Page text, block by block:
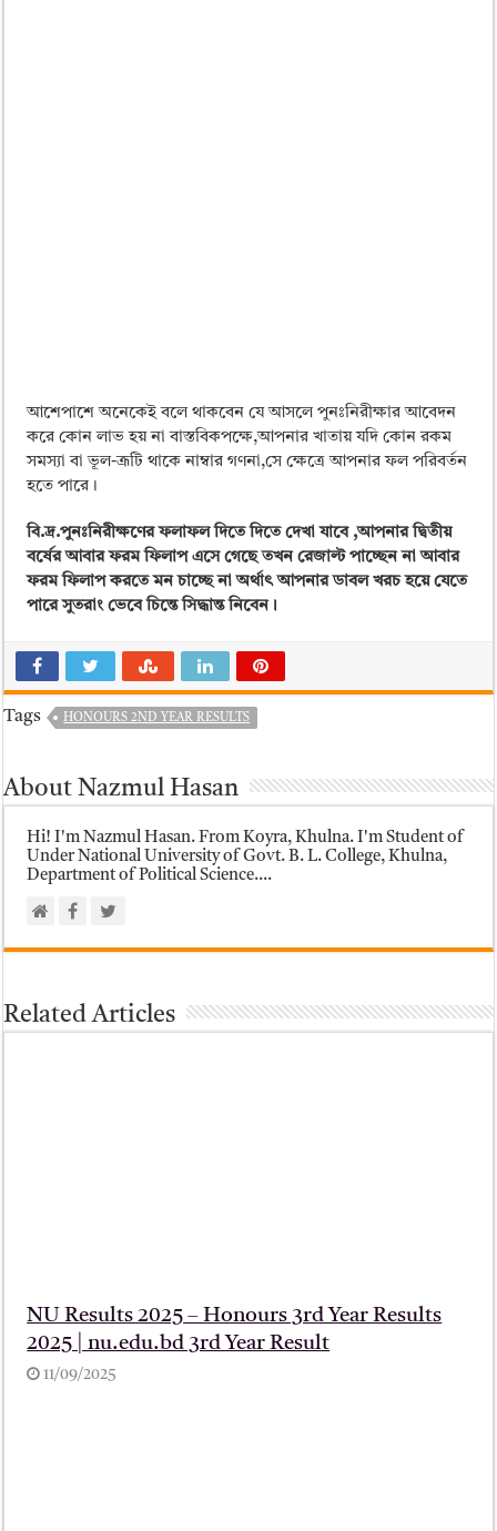
আশেপাশে অনেকেই বলে থাকবেন যে আসলে পুনঃনিরীক্ষার আবেদন
করে কোন লাভ হয় না বাস্তবিকপক্ষে,আপনার খাতায় যদি কোন রকম
সমস্যা বা ভূল-ত্রূটি থাকে নাম্বার গণনা,সে ক্ষেত্রে আপনার ফল পরিবর্তন
হতে পারে।
বি.দ্র.পুনঃনিরীক্ষণের ফলাফল দিতে দিতে দেখা যাবে ,আপনার দ্বিতীয়
বর্ষের আবার ফরম ফিলাপ এসে গেছে তখন রেজাল্ট পাচ্ছেন না আবার
ফরম ফিলাপ করতে মন চাচ্ছে না অর্থাৎ আপনার ডাবল খরচ হয়ে যেতে
পারে সুতরাং ভেবে চিন্তে সিদ্ধান্ত নিবেন।
Tags HONOURS 2ND YEAR RESULTS
About Nazmul Hasan
Hi! I'm Nazmul Hasan. From Koyra, Khulna. I'm Student of
Under National University of Govt. B. L. College, Khulna,
Department of Political Science....
Related Articles
NU Results 2025 – Honours 3rd Year Results
2025 | nu.edu.bd 3rd Year Result
11/09/2025